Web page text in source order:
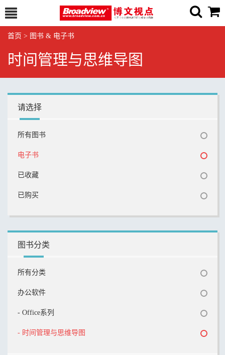
首页 > 图书 & 电子书
时间管理与思维导图
请选择
所有图书
电子书
已收藏
已购买
图书分类
所有分类
办公软件
- Office系列
- 时间管理与思维导图